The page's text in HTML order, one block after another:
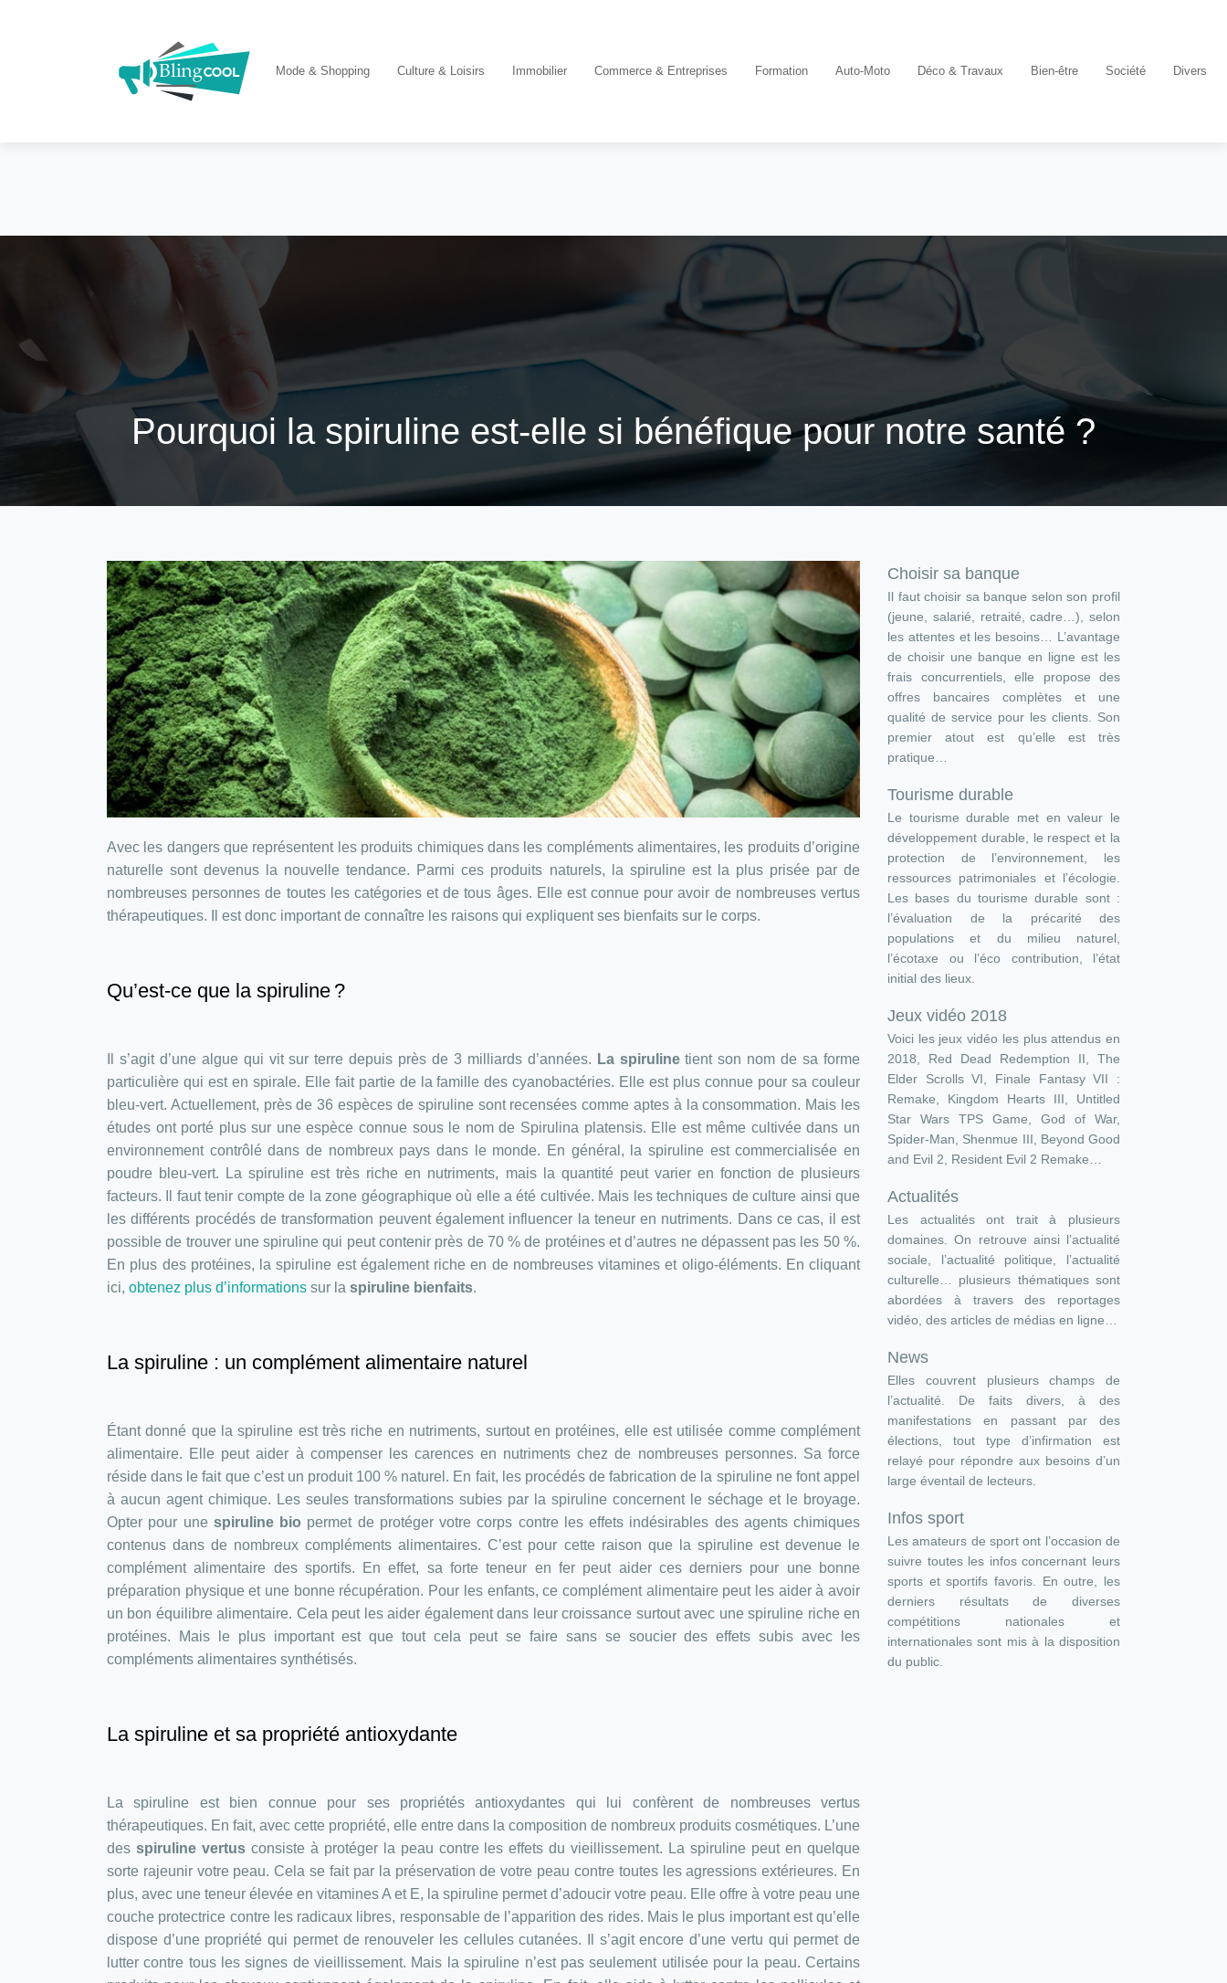
Mode & Shopping Culture & Loisirs Immobilier Commerce & Entreprises Formation Auto-Moto Déco & Travaux Bien-être Société Divers
Pourquoi la spiruline est-elle si bénéfique pour notre santé ?
Avec les dangers que représentent les produits chimiques dans les compléments alimentaires, les produits d’origine
naturelle sont devenus la nouvelle tendance. Parmi ces produits naturels, la spiruline est la plus prisée par de
nombreuses personnes de toutes les catégories et de tous âges. Elle est connue pour avoir de nombreuses vertus
thérapeutiques. Il est donc important de connaître les raisons qui expliquent ses bienfaits sur le corps.
Qu’est-ce que la spiruline ?
Il s’agit d’une algue qui vit sur terre depuis près de 3 milliards d’années. La spirulinetient son nom de sa forme
particulière qui est en spirale. Elle fait partie de la famille des cyanobactéries. Elle est plus connue pour sa couleur
bleu-vert. Actuellement, près de 36 espèces de spiruline sont recensées comme aptes à la consommation. Mais les
études ont porté plus sur une espèce connue sous le nom de Spirulina platensis. Elle est même cultivée dans un
environnement contrôlé dans de nombreux pays dans le monde. En général, la spiruline est commercialisée en
poudre bleu-vert. La spiruline est très riche en nutriments, mais la quantité peut varier en fonction de plusieurs
facteurs. Il faut tenir compte de la zone géographique où elle a été cultivée. Mais les techniques de culture ainsi que
les différents procédés de transformation peuvent également influencer la teneur en nutriments. Dans ce cas, il est
possible de trouver une spiruline qui peut contenir près de 70 % de protéines et d’autres ne dépassent pas les 50 %.
En plus des protéines, la spiruline est également riche en de nombreuses vitamines et oligo-éléments. En cliquant
ici, obtenez plus d’informations sur la spiruline bienfaits.
La spiruline : un complément alimentaire naturel
Étant donné que la spiruline est très riche en nutriments, surtout en protéines, elle est utilisée comme complément
alimentaire. Elle peut aider à compenser les carences en nutriments chez de nombreuses personnes. Sa force
réside dans le fait que c’est un produit 100 % naturel. En fait, les procédés de fabrication de la spiruline ne font appel
à aucun agent chimique. Les seules transformations subies par la spiruline concernent le séchage et le broyage.
Opter pour une spiruline bio permet de protéger votre corps contre les effets indésirables des agents chimiques
contenus dans de nombreux compléments alimentaires. C’est pour cette raison que la spiruline est devenue le
complément alimentaire des sportifs. En effet, sa forte teneur en fer peut aider ces derniers pour une bonne
préparation physique et une bonne récupération. Pour les enfants, ce complément alimentaire peut les aider à avoir
un bon équilibre alimentaire. Cela peut les aider également dans leur croissance surtout avec une spiruline riche en
protéines. Mais le plus important est que tout cela peut se faire sans se soucier des effets subis avec les
compléments alimentaires synthétisés.
La spiruline et sa propriété antioxydante
La spiruline est bien connue pour ses propriétés antioxydantes qui lui confèrent de nombreuses vertus
thérapeutiques. En fait, avec cette propriété, elle entre dans la composition de nombreux produits cosmétiques. L’une
des spiruline vertusconsiste à protéger la peau contre les effets du vieillissement. La spiruline peut en quelque
sorte rajeunir votre peau. Cela se fait par la préservation de votre peau contre toutes les agressions extérieures. En
plus, avec une teneur élevée en vitamines A et E, la spiruline permet d’adoucir votre peau. Elle offre à votre peau une
couche protectrice contre les radicaux libres, responsable de l’apparition des rides. Mais le plus important est qu’elle
dispose d’une propriété qui permet de renouveler les cellules cutanées. Il s’agit encore d’une vertu qui permet de
lutter contre tous les signes de vieillissement. Mais la spiruline n’est pas seulement utilisée pour la peau. Certains
Choisir sa banque
Il faut choisir sa banque selon son profil
(jeune, salarié, retraité, cadre…), selon
les attentes et les besoins… L’avantage
de choisir une banque en ligne est les
frais concurrentiels, elle propose des
offres bancaires complètes et une
qualité de service pour les clients. Son
premier atout est qu’elle est très
pratique…
Tourisme durable
Le tourisme durable met en valeur le
développement durable, le respect et la
protection de l’environnement, les
ressources patrimoniales et l’écologie.
Les bases du tourisme durable sont :
l’évaluation de la précarité des
populations et du milieu naturel,
l’écotaxe ou l’éco contribution, l’état
initial des lieux.
Jeux vidéo 2018
Voici les jeux vidéo les plus attendus en
2018, Red Dead Redemption II, The
Elder Scrolls VI, Finale Fantasy VII :
Remake, Kingdom Hearts III, Untitled
Star Wars TPS Game, God of War,
Spider-Man, Shenmue III, Beyond Good
and Evil 2, Resident Evil 2 Remake…
Actualités
Les actualités ont trait à plusieurs
domaines. On retrouve ainsi l’actualité
sociale, l’actualité politique, l’actualité
culturelle… plusieurs thématiques sont
abordées à travers des reportages
vidéo, des articles de médias en ligne…
News
Elles couvrent plusieurs champs de
l’actualité. De faits divers, à des
manifestations en passant par des
élections, tout type d’infirmation est
relayé pour répondre aux besoins d’un
large éventail de lecteurs.
Infos sport
Les amateurs de sport ont l’occasion de
suivre toutes les infos concernant leurs
sports et sportifs favoris. En outre, les
derniers résultats de diverses
compétitions nationales et
internationales sont mis à la disposition
du public.